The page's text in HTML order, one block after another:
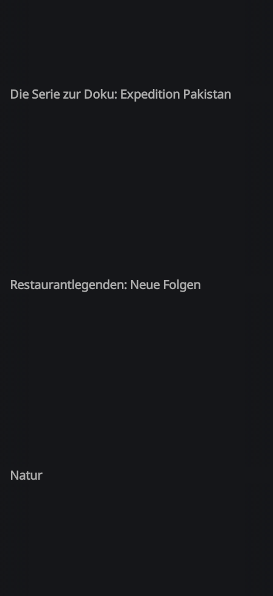
Die Serie zur Doku: Expedition Pakistan
Restaurantlegenden: Neue Folgen
Natur